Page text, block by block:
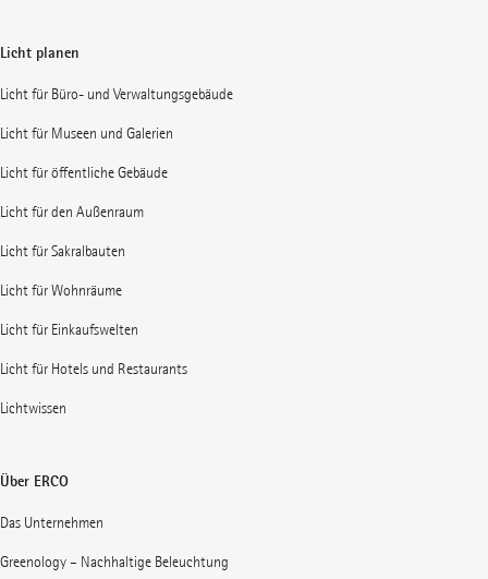
Licht planen
Licht für Büro- und Verwaltungsgebäude
Licht für Museen und Galerien
Licht für öffentliche Gebäude
Licht für den Außenraum
Licht für Sakralbauten
Licht für Wohnräume
Licht für Einkaufswelten
Licht für Hotels und Restaurants
Lichtwissen
Über ERCO
Das Unternehmen
Greenology – Nachhaltige Beleuchtung